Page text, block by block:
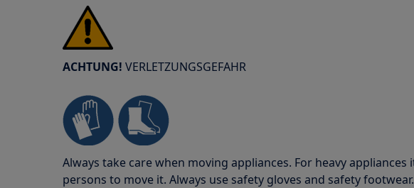
ACHTUNG! VERLETZUNGSGEFAHR
Always take care when moving appliances. For heavy
persons to move it. Always use safety gloves and safety